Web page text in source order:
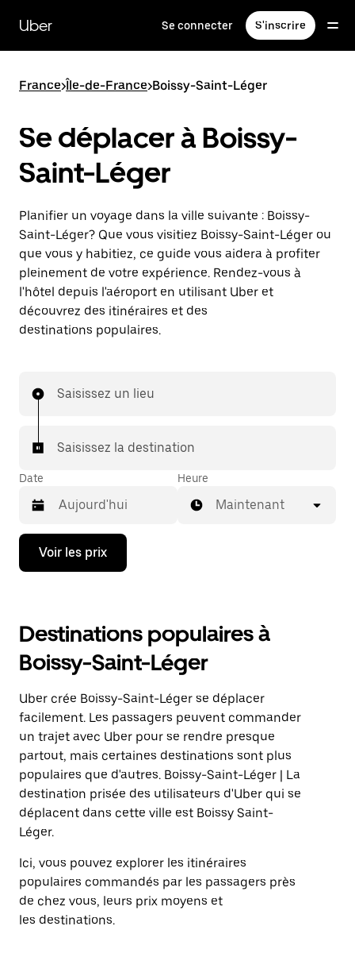
contenu
principal
Uber Se connecter S'inscrire
France>Île-de-France>Boissy-Saint-Léger
Se déplacer à Boissy-
Saint-Léger
Planifier un voyage dans la ville suivante : Boissy-
Saint-Léger? Que vous visitiez Boissy-Saint-Léger ou
que vous y habitiez, ce guide vous aidera à profiter
pleinement de votre expérience. Rendez-vous à
l'hôtel depuis l'aéroport en utilisant Uber et
découvrez des itinéraires et des
destinations populaires.
Saisissez un lieu
Saisissez la destination
Date
Appuyez
la
bas
pour
ouvrir
le
et
sélectionner
une
date.
Appuyez
sur
la
touche
Échap
pour
fermer
le
calendrier.
Heure
Maintenant
Voir les prix
Destinations populaires à
Boissy-Saint-Léger
Uber crée Boissy-Saint-Léger se déplacer
facilement. Les passagers peuvent commander
un trajet avec Uber pour se rendre presque
partout, mais certaines destinations sont plus
populaires que d'autres. Boissy-Saint-Léger | La
destination prisée des utilisateurs d'Uber qui se
déplacent dans cette ville est Boissy Saint-
Léger.
Ici, vous pouvez explorer les itinéraires
populaires commandés par les passagers près
de chez vous, leurs prix moyens et
les destinations.